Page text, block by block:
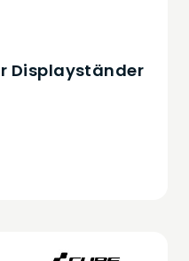
Displayständer